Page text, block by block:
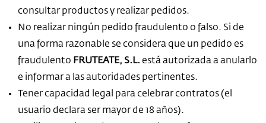
consultar productos y realizar pedidos.
No realizar ningún pedido fraudulento o falso. Si de
una forma razonable se considera que un pedido es
fraudulento FRUTEATE, S.L. está autorizada a anularlo
e informar a las autoridades pertinentes.
Tener capacidad legal para celebrar contratos (el
usuario declara ser mayor de 18 años).